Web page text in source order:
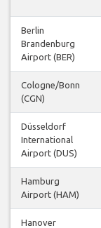
Berlin
Brandenburg
Airport (BER)
Cologne/Bonn
(CGN)
Düsseldorf
International
Airport (DUS)
Hamburg
Airport (HAM)
Hanover